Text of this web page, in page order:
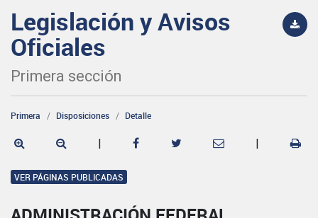
Legislación y Avisos
Oficiales
Primera sección
Primera Disposiciones Detalle
| |
VER PÁGINAS PUBLICADAS